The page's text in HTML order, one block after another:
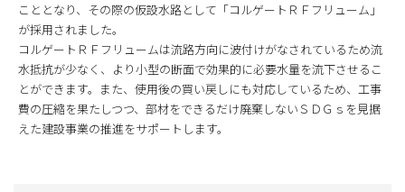
こととなり、その際の仮設水路として「コルゲートＲＦフリューム」
が採用されました。
コルゲートＲＦフリュームは流路方向に波付けがなされているため流
水抵抗が少なく、より小型の断面で効果的に必要水量を流下させるこ
とができます。また、使用後の買い戻しにも対応しているため、工事
費の圧縮を果たしつつ、部材をできるだけ廃棄しないＳＤＧｓを見据
えた建設事業の推進をサポートします。